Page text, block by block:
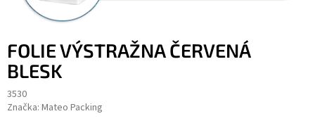
FOLIE VÝSTRAŽNA ČERVENÁ
BLESK
3530
Značka: Mateo Packing